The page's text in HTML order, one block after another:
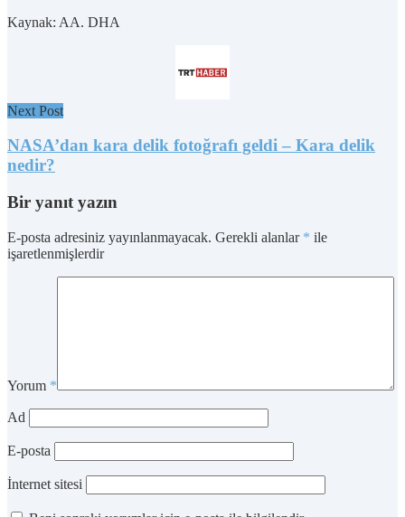
Kaynak: AA. DHA
Next Post
NASA’dan kara delik fotoğrafı geldi – Kara delik
nedir?
Bir yanıt yazın
E-posta adresiniz yayınlanmayacak. Gerekli alanlar * ile
işaretlenmişlerdir
Yorum *
Ad
E-posta
İnternet sitesi